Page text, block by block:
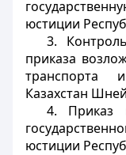
юстиции
3.
приказа
транспорта
Казахстан
4. Приказ
юстиции